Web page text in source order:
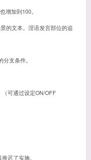
增加到100。
的文本。淫语发言部位的追
支条件。
（可通过设定ON/OFF
迟了实施。